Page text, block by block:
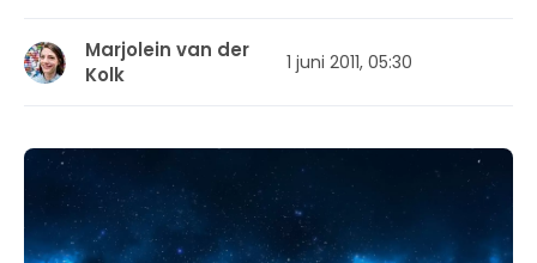
Marjolein van der
Kolk
1 juni 2011, 05:30